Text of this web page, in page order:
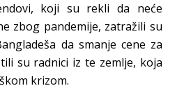
koji su rekli da neće
zbog pandemije, zatražili su
da smanje cene za
su radnici iz te zemlje, koja
krizom.